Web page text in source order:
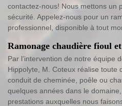
contactez-nous! Nous mettons un
sécurité. Appelez-nous pour un
professionnel, disponible à tout
Ramonage chaudière fioul
Par l’intervention de notre équipe
Hippolyte, M. Coteux réalise toute
conduit de cheminée, poêle ou
quelques années dans le
prestations auxquelles nous